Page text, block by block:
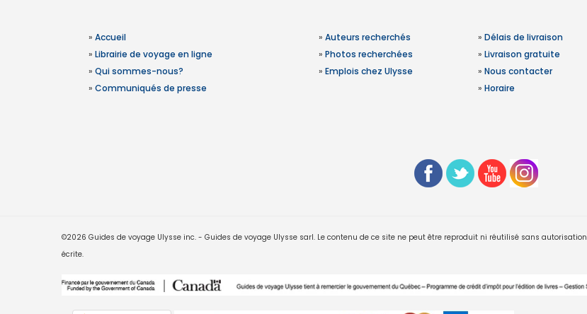
» Accueil
» Librairie de voyage en ligne
» Qui sommes-nous?
» Communiqués de presse
» Auteurs recherchés
» Photos recherchées
» Emplois chez Ulysse
» Délais de livraison
» Livraison gratuite
» Nous contacter
» Horaire
©2026 Guides de voyage Ulysse inc. - Guides de voyage Ulysse sarl. Le contenu de ce site ne peut être reproduit ni réutilisé sans autorisation
écrite.